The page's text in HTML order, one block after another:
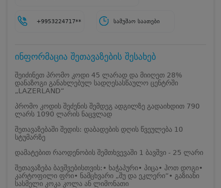
+9953224717** სამუშაო საათები
ინფორმაცია შეთავაზების შესახებ
შეიძინეთ პრომო კოდი 45 ლარად და მიიღეთ 28%
დანაზოგი განახლებულ სადღესასწაულო ცენტრში
„LAZERLAND“
პრომო კოდის შეძენის შემდეგ ადგილზე გადაიხდით 790
ლარს 1090 ლარის ნაცვლად
შეთავაზებაში შედის: დაბადების დღის წვეულება 10
სტუმარზე
დამატებით რაოდენობის შემთხვევაში 1 ბავშვი - 25 ლარი
შეთავაზება ბავშვებისთვის: • ხაჭაპური• პიცა• ჰოთ დოგი•
კარტოფილი ფრი• ნამცხვარი „შუ და ეკლერი“• გაზიანი
სასმელი კოკა კოლა ან ლიმონათი